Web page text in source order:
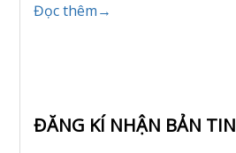
Đọc thêm→
ĐĂNG KÍ NHẬN BẢN TIN